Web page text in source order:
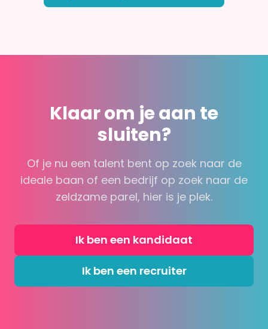
Klaar om je aan te
sluiten?
Of je nu een talent bent op zoek naar de
ideale baan of een bedrijf op zoek naar de
zeldzame parel, hier is je plek.
Ik ben een kandidaat
Ik ben een recruiter